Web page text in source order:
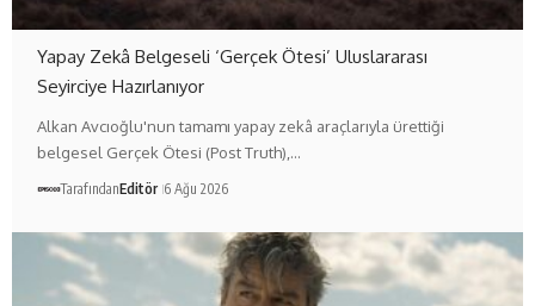
Yapay Zekâ Belgeseli ‘Gerçek Ötesi’ Uluslararası
Seyirciye Hazırlanıyor
Alkan Avcıoğlu'nun tamamı yapay zekâ araçlarıyla ürettiği
belgesel Gerçek Ötesi (Post Truth),…
TarafındanEditör 6 Ağu 2026